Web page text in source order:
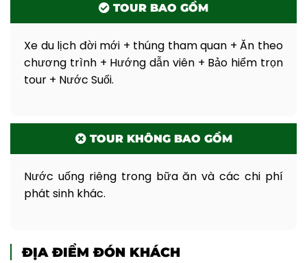
TOUR BAO GỒM
Xe du lịch đời mới + thúng tham quan + Ăn theo
chương trình + Hướng dẫn viên + Bảo hiểm trọn
tour + Nước Suối.
TOUR KHÔNG BAO GỒM
Nước uống riêng trong bữa ăn và các chi phí
phát sinh khác.
ĐỊA ĐIỂM ĐÓN KHÁCH